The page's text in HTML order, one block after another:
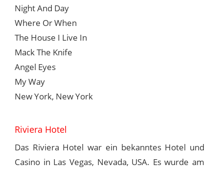
Night And Day
Where Or When
The House I Live In
Mack The Knife
Angel Eyes
My Way
New York, New York
Riviera Hotel
Das Riviera Hotel war ein bekanntes Hotel und
Casino in Las Vegas, Nevada, USA. Es wurde am